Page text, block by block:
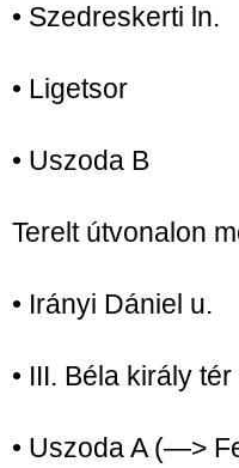
• Szedreskerti ln.
• Ligetsor
• Uszoda B
Terelt útvonalon
• Irányi Dániel u.
• III. Béla király
• Uszoda A (—>